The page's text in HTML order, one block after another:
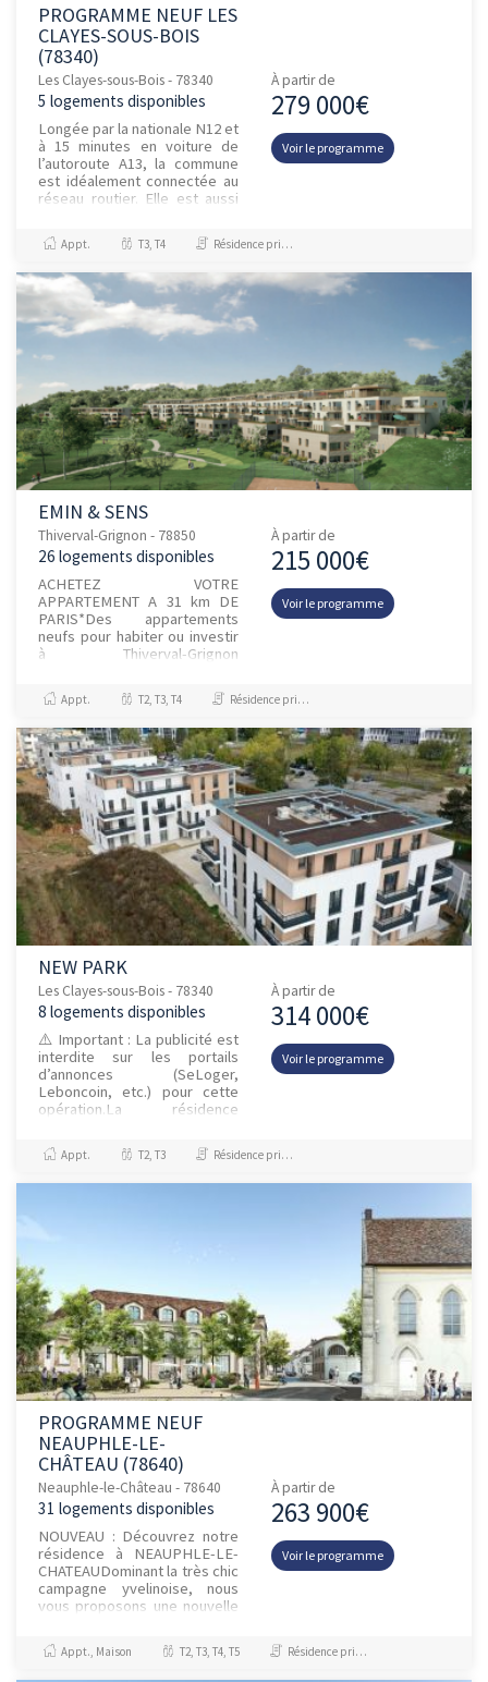
PROGRAMME NEUF LES
CLAYES-SOUS-BOIS
(78340)
Les Clayes-sous-Bois - 78340
5 logements disponibles
Longée par la nationale N12 et
à 15 minutes en voiture de
l’autoroute A13, la commune
est idéalement connectée au
réseau routier. Elle est aussi
qui permet de r...
À partir de
279 000€
Voir le programme
Appt. T3, T4 Résidence principale / PTZ, Investissement et Défiscalisation
EMIN & SENS
Thiverval-Grignon - 78850
26 logements disponibles
ACHETEZ VOTRE
APPARTEMENT A 31 km DE
PARIS*Des appartements
neufs pour habiter ou investir
à Thiverval-Grignon
réalisation neuve de Vianova
sur la commune de Thiv...
À partir de
215 000€
Voir le programme
Appt. T2, T3, T4 Résidence principale / PTZ
NEW PARK
Les Clayes-sous-Bois - 78340
8 logements disponibles
⚠️ Important : La publicité est
interdite sur les portails
d’annonces (SeLoger,
Leboncoin, etc.) pour cette
opération.La résidence
du centre-ville des Clayes-s...
À partir de
314 000€
Voir le programme
Appt. T2, T3 Résidence principale / PTZ
PROGRAMME NEUF
NEAUPHLE-LE-
CHÂTEAU (78640)
Neauphle-le-Château - 78640
31 logements disponibles
NOUVEAU : Découvrez notre
résidence à NEAUPHLE-LE-
CHATEAUDominant la très chic
campagne yvelinoise, nous
vous proposons une nouvelle
dans le cœur de Neauphle-le-
Ch...
À partir de
263 900€
Voir le programme
Appt., Maison T2, T3, T4, T5 Résidence principale / PTZ